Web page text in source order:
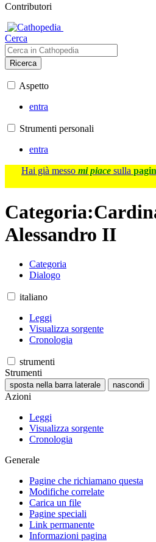
Contributori
Cerca
Ricerca
Aspetto
entra
Strumenti personali
entra
Hai già messo mi piace sulla
Categoria:
Alessandro II
Categoria
Dialogo
italiano
Leggi
Visualizza sorgente
Cronologia
strumenti
Strumenti
sposta nella barra laterale nascondi
Azioni
Leggi
Visualizza sorgente
Cronologia
Generale
Pagine che richiamano questa
Modifiche correlate
Carica un file
Pagine speciali
Link permanente
Informazioni pagina